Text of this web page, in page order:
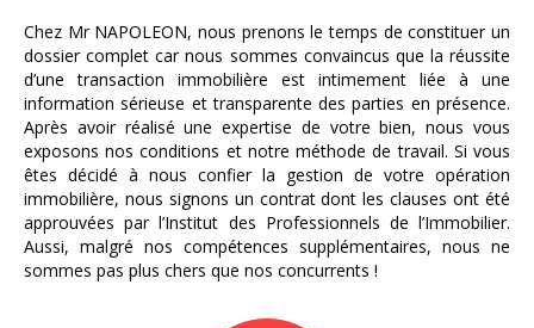
Chez Mr NAPOLEON, nous prenons le temps de constituer un
dossier complet car nous sommes convaincus que la réussite
d’une transaction immobilière est intimement liée à une
information sérieuse et transparente des parties en présence.
Après avoir réalisé une expertise de votre bien, nous vous
exposons nos conditions et notre méthode de travail. Si vous
êtes décidé à nous confier la gestion de votre opération
immobilière, nous signons un contrat dont les clauses ont été
approuvées par l’Institut des Professionnels de l’Immobilier.
Aussi, malgré nos compétences supplémentaires, nous ne
sommes pas plus chers que nos concurrents !